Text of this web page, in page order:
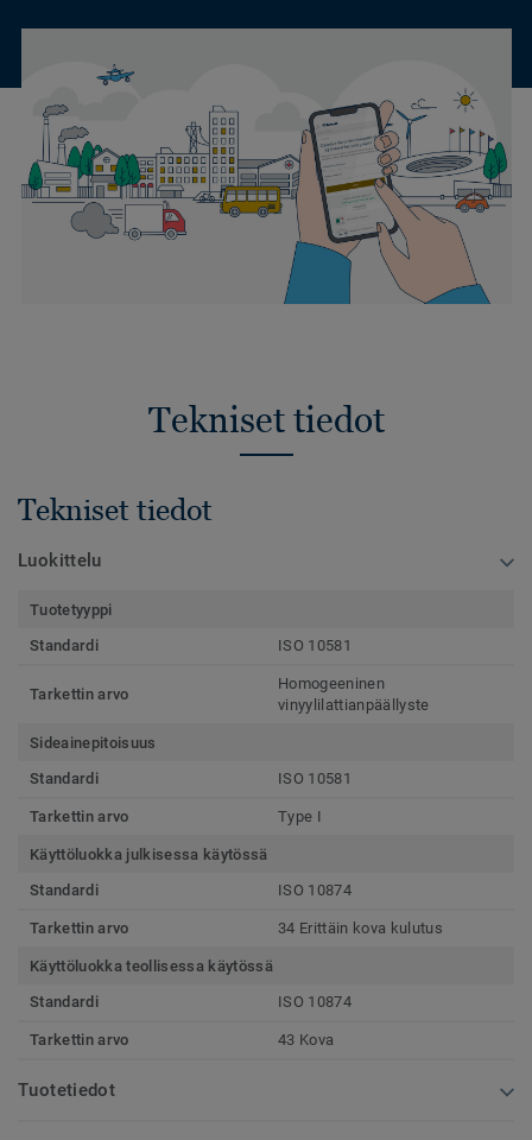
Tekniset tiedot
Tekniset tiedot
Luokittelu
Tuotetyyppi
Standardi
ISO 10581
Tarkettin arvo
Homogeeninen
vinyylilattianpäällyste
Sideainepitoisuus
Standardi
ISO 10581
Tarkettin arvo Type I
Käyttöluokka julkisessa käytössä
Standardi
ISO 10874
Tarkettin arvo 34 Erittäin kova kulutus
Käyttöluokka teollisessa käytössä
Standardi
ISO 10874
Tarkettin arvo 43 Kova
Tuotetiedot